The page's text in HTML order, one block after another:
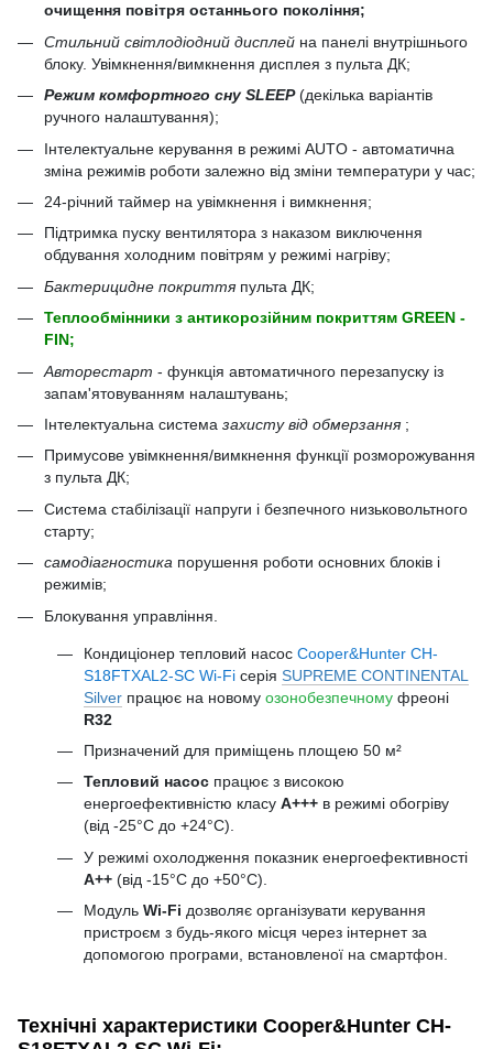
очищення повітря останнього покоління;
Стильний світлодіодний дисплей на панелі внутрішнього
блоку. Увімкнення/вимкнення дисплея з пульта ДК;
Режим комфортного сну SLEEP (декілька варіантів
ручного налаштування);
Інтелектуальне керування в режимі AUTO - автоматична
зміна режимів роботи залежно від зміни температури у час;
24-річний таймер на увімкнення і вимкнення;
Підтримка пуску вентилятора з наказом виключення
обдування холодним повітрям у режимі нагріву;
Бактерицидне покриття пульта ДК;
Теплообмінники з антикорозійним покриттям GREEN -
FIN;
Авторестарт - функція автоматичного перезапуску із
запам'ятовуванням налаштувань;
Інтелектуальна система захисту від обмерзання ;
Примусове увімкнення/вимкнення функції розморожування
з пульта ДК;
Система стабілізації напруги і безпечного низьковольтного
старту;
самодіагностика порушення роботи основних блоків і
режимів;
Блокування управління.
Кондиціонер тепловий насос Cooper&Hunter CH-
S18FTXAL2-SC Wi-Fi серія SUPREME CONTINENTAL
Silver працює на новому озонобезпечному фреоні
R32
Призначений для приміщень площею 50 м²
Тепловий насос працює з високою
енергоефективністю класу A+++ в режимі обогріву
(від -25°С до +24°С).
У режимі охолодження показник енергоефективності
A++ (від -15°С до +50°С).
Модуль Wi-Fi дозволяє організувати керування
пристроєм з будь-якого місця через інтернет за
допомогою програми, встановленої на смартфон.
Технічні характеристики Cooper&Hunter CH-